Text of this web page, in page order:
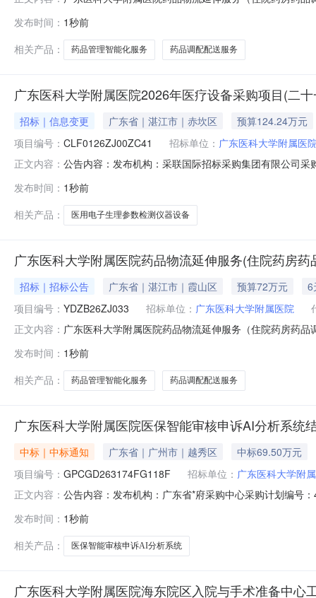
大学附属医院药品物流延伸服务（住院药房药品调配配
发布时间： 1秒前
相关产品：
药品管理智能化服务 药品调配配送服务
广东医科大学附属医院2026年医疗设备采购项目(二
招标｜信息变更 广东省｜湛江市｜赤坎区
预算124.24万元
项目编号： CLF0126ZJ00ZC41 招标单位： 广东医科大学附属医
正文内容： 公告内容：发布机构：采联国际招标采购集团有限公司
2026年医疗设备采购项目（二十一）首次公告日期：
发布时间： 1秒前
相关产品：
医用电子生理参数检测仪器设备
广东医科大学附属医院药品物流延伸服务(住院药房
招标｜招标公告 广东省｜湛江市｜霞山区 预算72万元
6
项目编号： YDZB26ZJ033 招标单位： 广东医科大学附属医院
正文内容： 广东医科大学附属医院药品物流延伸服务（住院药房药
科大学附属医院。本项目已具备招标条件，现进行公开
项目划分为1个标段，本次招标为其中
发布时间： 1秒前
相关产品：
药品管理智能化服务 药品调配配送服务
广东医科大学附属医院医保智能审核申诉AI分析系统
中标｜中标通知 广东省｜广州市｜越秀区
中标69.50万元
项目编号： GPCGD263174FG118F 招标单位： 广东医科大学附
正文内容： 公告内容：发布机构：广东省*府采购中心采购计划编号
诉AI分析系统):供应商名称供应商地址中标（成交）金
发布时间： 1秒前
相关产品：
医保智能审核申诉AI分析系统
广东医科大学附属医院海东院区入院与手术准备中心